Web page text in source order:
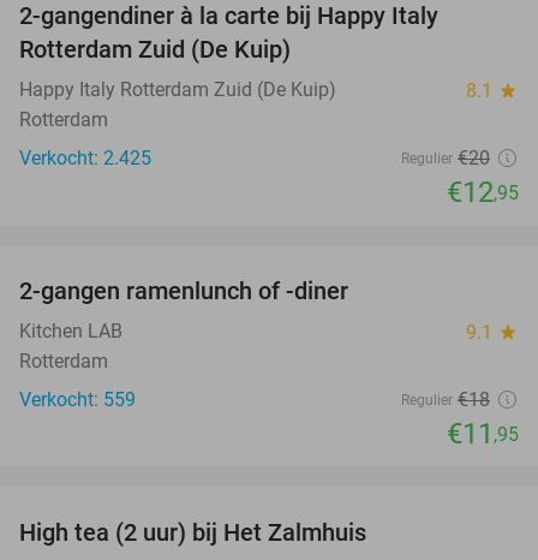
2-gangendiner à la carte bij Happy Italy
Rotterdam Zuid (De Kuip)
Happy Italy Rotterdam Zuid (De Kuip) 8.1 star
Rotterdam
Verkocht: 2.425
Regulier €20
€12,95
2-gangen ramenlunch of -diner
Kitchen LAB 9.1 star
Rotterdam
Verkocht: 559
Regulier €18
€11 ,95
High tea (2 uur) bij Het Zalmhuis